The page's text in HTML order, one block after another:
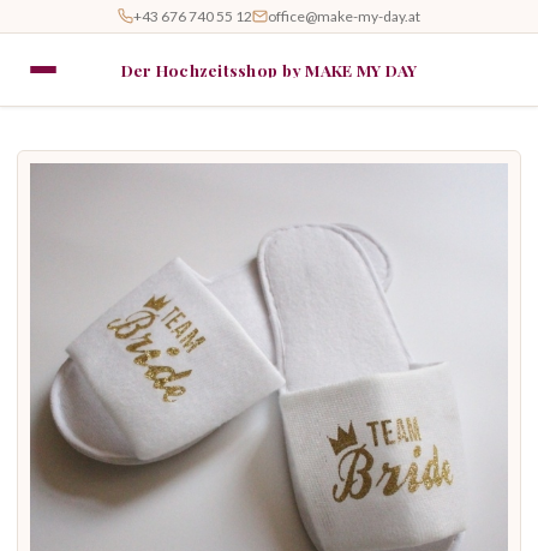
+43 676 740 55 12 office@make-my-day.at
Der Hochzeitsshop by MAKE MY DAY